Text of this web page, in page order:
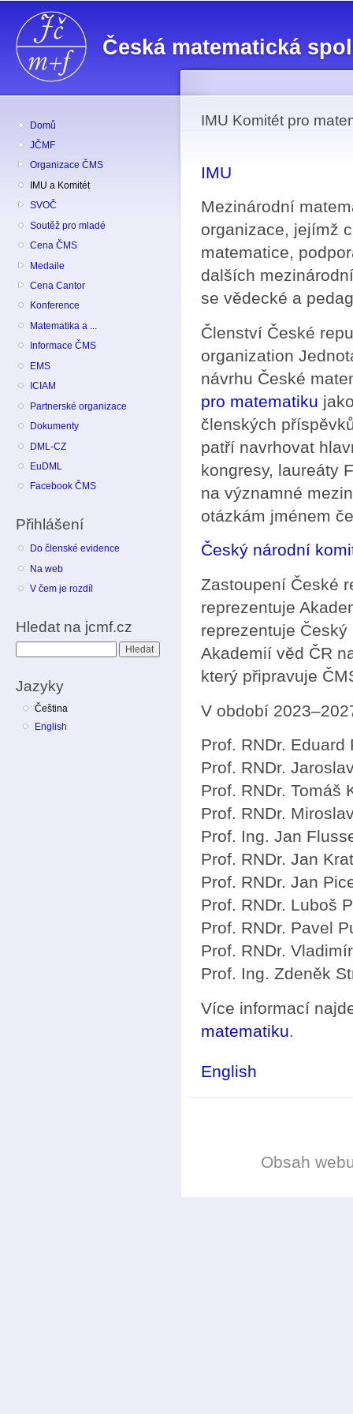
Česká matematická
Domů
JČMF
Organizace ČMS
IMU a Komitét
SVOČ
Soutěž pro mladé
Cena ČMS
Medaile
Cena Cantor
Konference
Matematika a ...
Informace ČMS
EMS
ICIAM
Partnerské organizace
Dokumenty
DML-CZ
EuDML
Facebook ČMS
Přihlášení
Do členské evidence
Na web
V čem je rozdíl
Hledat na jcmf.cz
Jazyky
Čeština
English
IMU Komitét pro
IMU
Mezinárodní
organizace, jejímž
matematice,
dalších
se vědecké a
Členství České
organization
návrhu České
pro matematiku
členských
patří navrhovat
kongresy, laureáty
na významné
otázkám jménem
Český národní
Zastoupení České
reprezentuje
reprezentuje
Akademií věd ČR
který připravuje
V období
Prof. RNDr. Eduard
Prof. RNDr.
Prof. RNDr. Tomáš
Prof. RNDr.
Prof. Ing. Jan
Prof. RNDr. Jan
Prof. RNDr. Jan
Prof. RNDr. Luboš
Prof. RNDr. Pavel
Prof. RNDr.
Prof. Ing. Zdeněk
Více informací
matematiku.
English
Obsah